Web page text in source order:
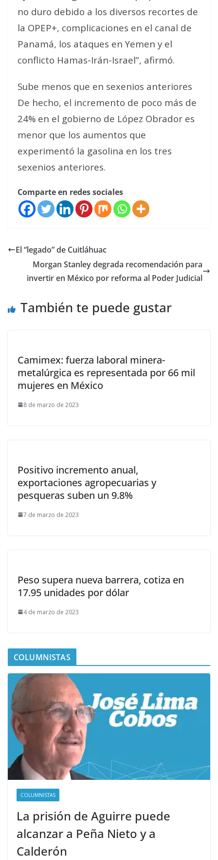
no duro debido a los diversos recortes de
la OPEP+, complicaciones en el canal de
Panamá, los ataques en Yemen y el
conflicto Hamas-Irán-Israel”, afirmó.
Sube menos que en sexenios anteriores
De hecho, el incremento de poco más de
24% en el gobierno de López Obrador es
menor que los aumentos que
experimentó la gasolina en los tres
sexenios anteriores.
Comparte en redes sociales
El “legado” de Cuitláhuac
Morgan Stanley degrada recomendación para
invertir en México por reforma al Poder Judicial
También te puede gustar
Camimex: fuerza laboral minera-
metalúrgica es representada por 66 mil
mujeres en México
8 de marzo de 2023
Positivo incremento anual,
exportaciones agropecuarias y
pesqueras suben un 9.8%
7 de marzo de 2023
Peso supera nueva barrera, cotiza en
17.95 unidades por dólar
4 de marzo de 2023
COLUMNISTAS
COLUMNISTAS
La prisión de Aguirre puede
alcanzar a Peña Nieto y a
Calderón